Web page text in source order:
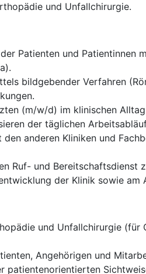
und Unfallchirurgie.
Patienten und
bildgebender Verfahren
(m/w/d) im klinischen Alltag
der täglichen
anderen Kliniken und
Ruf- und Bereitschaftsdienst
der Klinik sowie am
und Unfallchirurgie (für
Angehörigen und
patientenorientierten